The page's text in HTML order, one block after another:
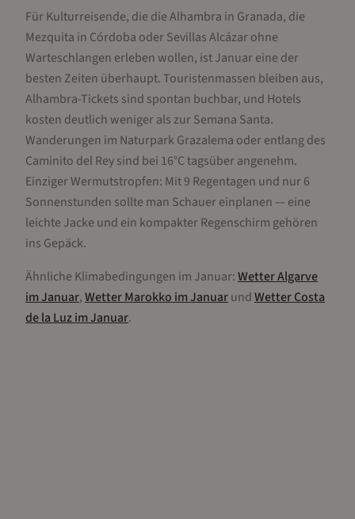
Für Kulturreisende, die die Alhambra in Granada, die
Mezquita in Córdoba oder Sevillas Alcázar ohne
Warteschlangen erleben wollen, ist Januar eine der
besten Zeiten überhaupt. Touristenmassen bleiben aus,
Alhambra-Tickets sind spontan buchbar, und Hotels
kosten deutlich weniger als zur Semana Santa.
Wanderungen im Naturpark Grazalema oder entlang des
Caminito del Rey sind bei 16°C tagsüber angenehm.
Einziger Wermutstropfen: Mit 9 Regentagen und nur 6
Sonnenstunden sollte man Schauer einplanen — eine
leichte Jacke und ein kompakter Regenschirm gehören
ins Gepäck.
Ähnliche Klimabedingungen im Januar:WetterAlgarve
imJanuar,WetterMarokko imJanuarundWetterCosta
de la LuzimJanuar.